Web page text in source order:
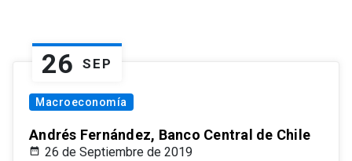
26 SEP
Macroeconomía
Andrés Fernández, Banco Central de Chile
26 de Septiembre de 2019